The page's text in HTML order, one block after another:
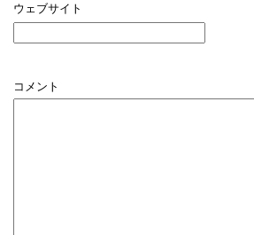
ウェブサイト
コメント